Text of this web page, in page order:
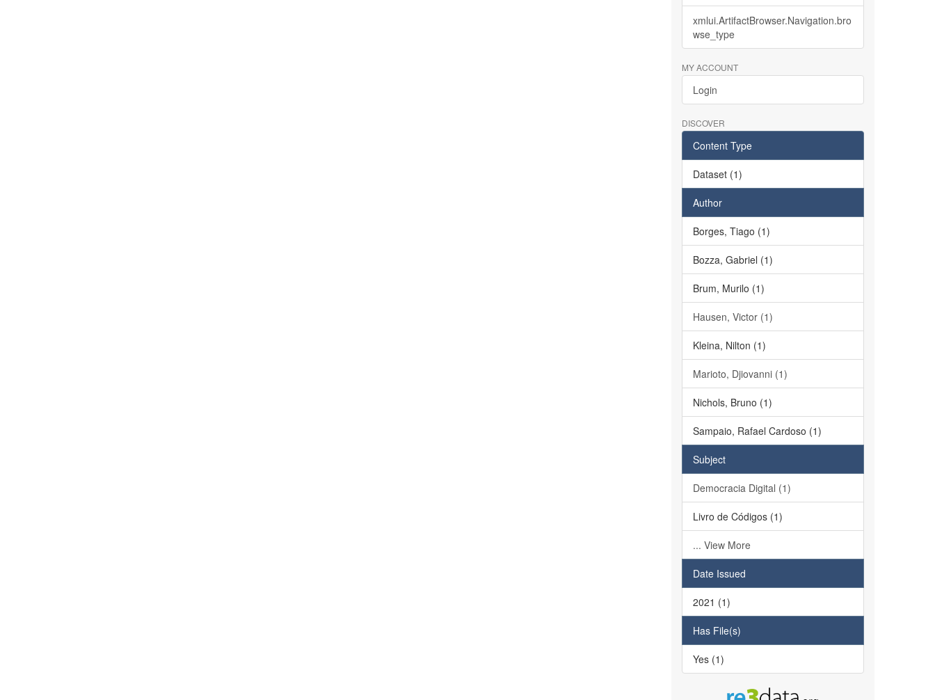
xmlui.ArtifactBrowser.Navigation.bro
wse_type
MY ACCOUNT
Login
DISCOVER
Content Type
Dataset (1)
Author
Borges, Tiago (1)
Bozza, Gabriel (1)
Brum, Murilo (1)
Hausen, Victor (1)
Kleina, Nilton (1)
Marioto, Djiovanni (1)
Nichols, Bruno (1)
Sampaio, Rafael Cardoso (1)
Subject
Democracia Digital (1)
Livro de Códigos (1)
... View More
Date Issued
2021 (1)
Has File(s)
Yes (1)